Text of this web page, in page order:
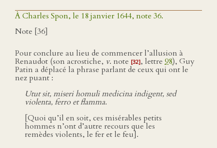
À Charles Spon, le 18 janvier 1644, note 36.
Note [36]
Pour conclure au lieu de commencer l’allusion à
Renaudot (son acrostiche, v. note [32], lettre 98), Guy
Patin a déplacé la phrase parlant de ceux qui ont le
nez puant :
Utut sit, miseri homuli medicina indigent, sed
violenta, ferro et flamma.
[Quoi qu’il en soit, ces misérables petits
hommes n’ont d’autre recours que les
remèdes violents, le fer et le feu].